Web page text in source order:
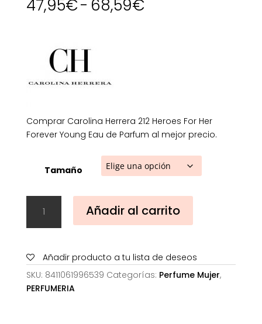
47,95€- 68,59€Rango
Comprar Carolina Herrera 212 Heroes For Her
Forever Young Eau de Parfum al mejor precio.
Tamaño
Herrera
212
For
Her
Forever
Añadir al carrito
Añadir producto a tu lista de deseos
SKU: 8411061996539 Categorías: Perfume Mujer,
PERFUMERIA